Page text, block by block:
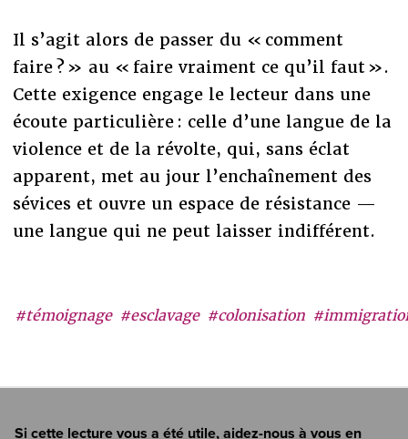
#témoignage #esclavage #colonisation
Il s’agit alors de passer du « comment
faire ? » au « faire vraiment ce qu’il faut ».
Cette exigence engage le lecteur dans une
écoute particulière : celle d’une langue de la
violence et de la révolte, qui, sans éclat
apparent, met au jour l’enchaînement des
sévices et ouvre un espace de résistance —
une langue qui ne peut laisser indifférent.
Si cette lecture vous a été utile, aidez-nous à vous en